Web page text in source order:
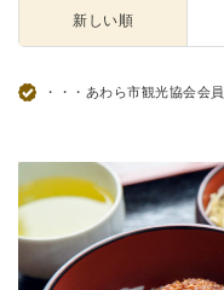
新しい順
・・・あわら市観光協会会員